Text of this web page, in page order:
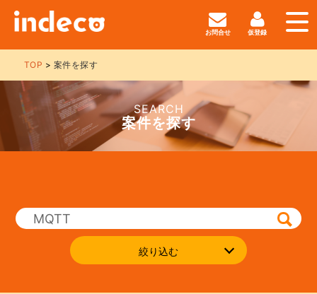
お問合せ 仮登録
TOP 案件を探す
SEARCH
案件を探す
絞り込む